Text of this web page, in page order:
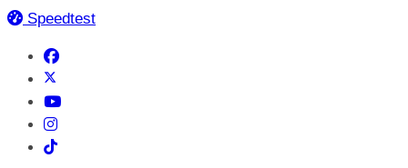
Speedtest